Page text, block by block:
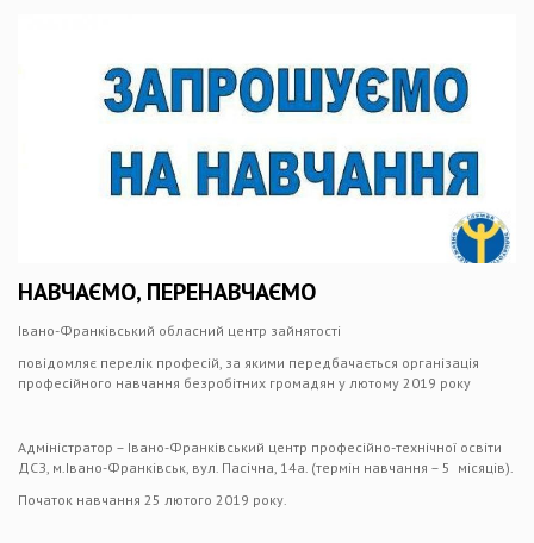
НАВЧАЄМО, ПЕРЕНАВЧАЄМО
Івано-Франківський обласний центр зайнятості
повідомляє перелік професій, за якими передбачається організація
професійного навчання безробітних громадян у лютому 2019 року
Адміністратор – Івано-Франківський центр професійно-технічної освіти
ДСЗ, м.Івано-Франківськ, вул. Пасічна, 14а. (термін навчання – 5 місяців).
Початок навчання 25 лютого 2019 року.